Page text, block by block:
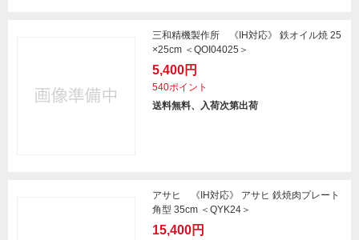
三和精機製作所 《IH対応》 鉄オイル焼 25
×25cm ＜QOI04025＞
5,400円
540ポイント
送料無料、入荷次第出荷
アサヒ 《IH対応》 アサヒ 鉄焼肉プレート
角型 35cm ＜QYK24＞
15,400円